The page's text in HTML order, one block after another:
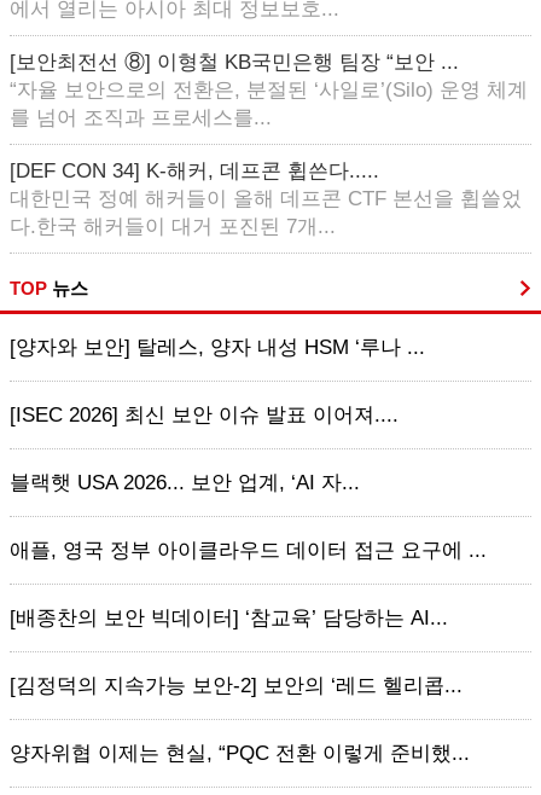
에서 열리는 아시아 최대 정보보호...
[보안최전선 ⑧] 이형철 KB국민은행 팀장 “보안 ...
“자율 보안으로의 전환은, 분절된 ‘사일로’(Silo) 운영 체계
를 넘어 조직과 프로세스를...
[DEF CON 34] K-해커, 데프콘 휩쓴다.....
대한민국 정예 해커들이 올해 데프콘 CTF 본선을 휩쓸었
다.한국 해커들이 대거 포진된 7개...
TOP 뉴스
[양자와 보안] 탈레스, 양자 내성 HSM ‘루나 ...
[ISEC 2026] 최신 보안 이슈 발표 이어져....
블랙햇 USA 2026... 보안 업계, ‘AI 자...
애플, 영국 정부 아이클라우드 데이터 접근 요구에 ...
[배종찬의 보안 빅데이터] ‘참교육’ 담당하는 AI...
[김정덕의 지속가능 보안-2] 보안의 ‘레드 헬리콥...
양자위협 이제는 현실, “PQC 전환 이렇게 준비했...